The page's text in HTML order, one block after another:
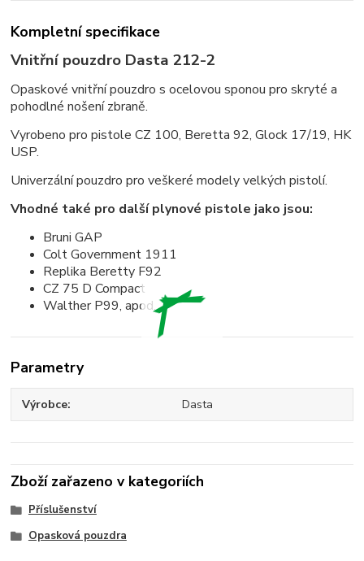
Kompletní specifikace
Vnitřní pouzdro Dasta 212-2
Opaskové vnitřní pouzdro s ocelovou sponou pro skryté a
pohodlné nošení zbraně.
Vyrobeno pro pistole CZ 100, Beretta 92, Glock 17/19, HK
USP.
Univerzální pouzdro pro veškeré modely velkých pistolí.
Vhodné také pro další plynové pistole jako jsou:
Bruni GAP
Colt Government 1911
Replika Beretty F92
CZ 75 D Compact
Walther P99, apod.
Parametry
Výrobce Dasta
Zboží zařazeno v kategoriích
Příslušenství
Opasková pouzdra